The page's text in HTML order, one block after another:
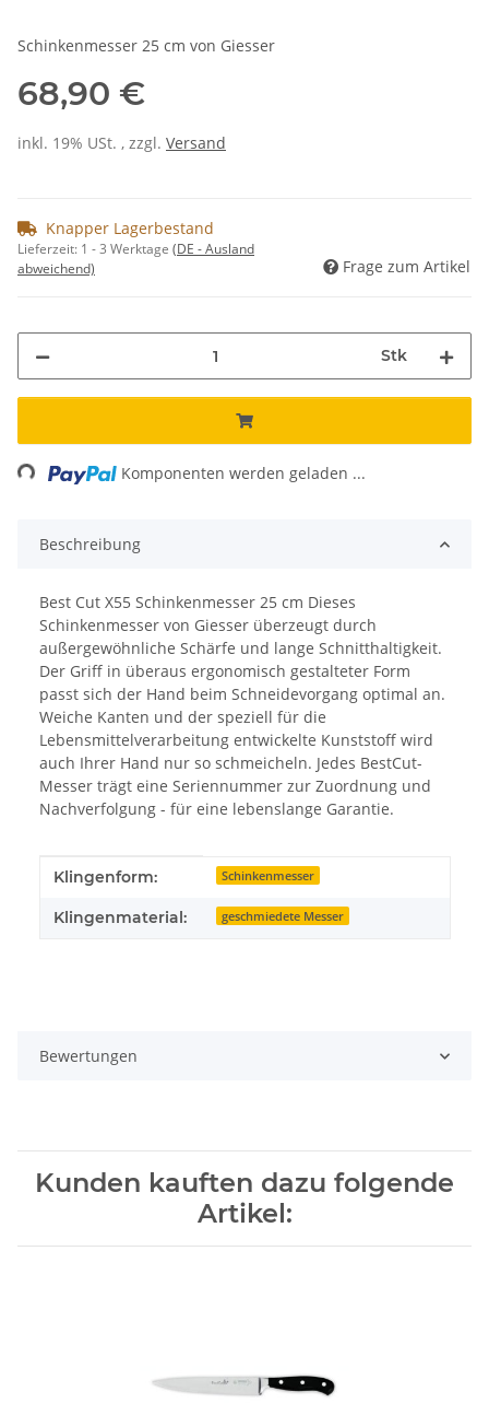
Schinkenmesser 25 cm von Giesser
68,90 €
inkl. 19% USt. , zzgl. Versand
Knapper Lagerbestand
Lieferzeit: 1 - 3 Werktage (DE - Ausland
abweichend)
Frage zum Artikel
Stk
Komponenten werden geladen ...
Beschreibung
Best Cut X55 Schinkenmesser 25 cm Dieses
Schinkenmesser von Giesser überzeugt durch
außergewöhnliche Schärfe und lange Schnitthaltigkeit.
Der Griff in überaus ergonomisch gestalteter Form
passt sich der Hand beim Schneidevorgang optimal an.
Weiche Kanten und der speziell für die
Lebensmittelverarbeitung entwickelte Kunststoff wird
auch Ihrer Hand nur so schmeicheln. Jedes BestCut-
Messer trägt eine Seriennummer zur Zuordnung und
Nachverfolgung - für eine lebenslange Garantie.
Produkteigenschaft
Wert
Klingenform: Schinkenmesser
Klingenmaterial: geschmiedete Messer
Bewertungen
Kunden kauften dazu folgende
Artikel: